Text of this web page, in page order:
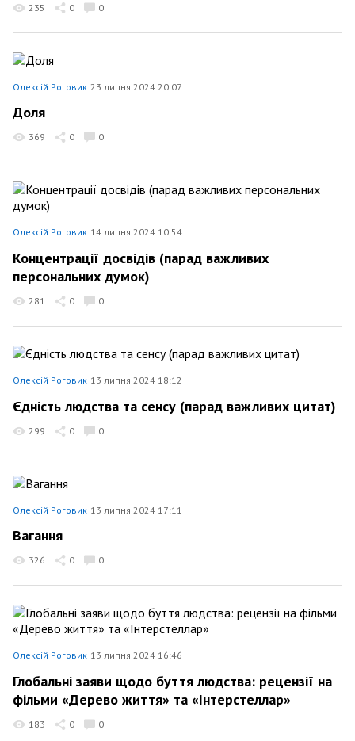
235 0 0
Олексій Роговик 23 липня 2024 20:07
Доля
369 0 0
Олексій Роговик 14 липня 2024 10:54
Концентрації досвідів (парад важливих
персональних думок)
281 0 0
Олексій Роговик 13 липня 2024 18:12
Єдність людства та сенсу (парад важливих цитат)
299 0 0
Олексій Роговик 13 липня 2024 17:11
Вагання
326 0 0
Олексій Роговик 13 липня 2024 16:46
Глобальні заяви щодо буття людства: рецензії на
фільми «Дерево життя» та «Інтерстеллар»
183 0 0